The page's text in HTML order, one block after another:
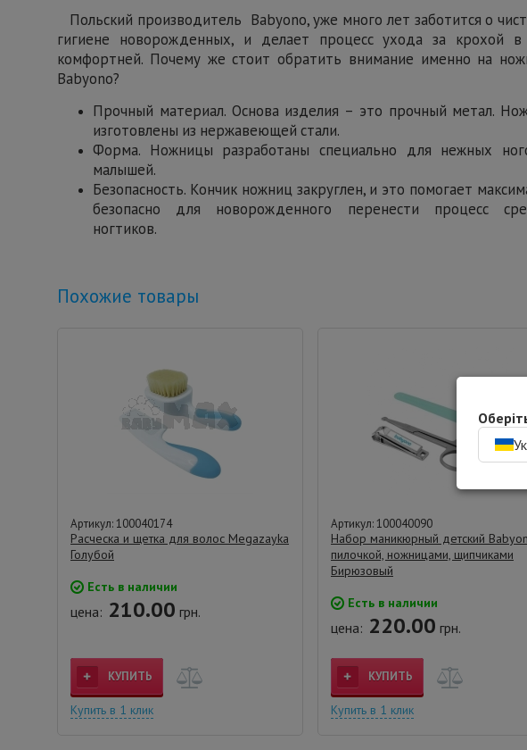
Польский производитель Babyono, уже много лет заботится о
гигиене новорожденных, и делает процесс ухода за крохой в
комфортней. Почему же стоит обратить внимание именно на
Babyono?
Прочный материал. Основа изделия – это прочный метал.
изготовлены из нержавеющей стали.
Форма. Ножницы разработаны специально для нежных
малышей.
Безопасность. Кончик ножниц закруглен, и это помогает
безопасно для новорожденного перенести процесс
ногтиков.
Похожие товары
Артикул: 100040174
Расческа и щетка для волос Megazayka
Голубой
Есть в наличии
цена: 210.00 грн.
КУПИТЬ
Купить в 1 клик
Артикул: 100040090
Набор маникюрный детский
пилочкой, ножницами, щипчиками
Бирюзовый
Есть в наличии
цена: 220.00 грн.
КУПИТЬ
Купить в 1 клик